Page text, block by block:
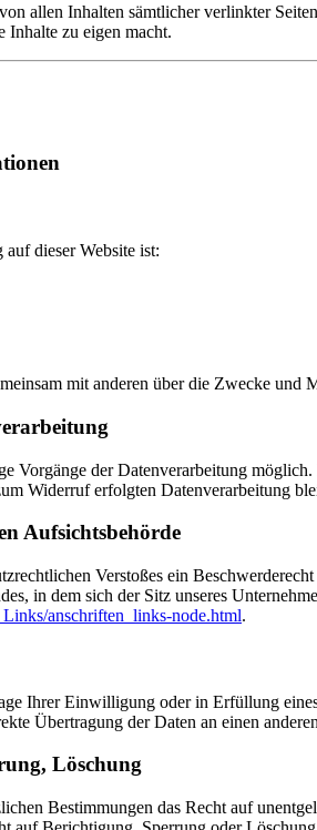
allen Inhalten sämtlicher verlinkter
Inhalte zu eigen macht.
dieser Website ist:
mit anderen über die Zwecke
Vorgänge der Datenverarbeitung
Widerruf erfolgten Datenverarbeitung
Aufsichtsbehörde
Verstoßes ein
in dem sich der Sitz unseres
anschriften_links-node.html.
Ihrer Einwilligung oder in Erfüllung
Übertragung der Daten an einen
Löschung
Bestimmungen das Recht auf